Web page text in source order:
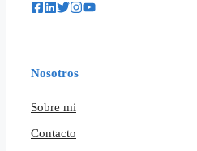
Nosotros
Sobre mi
Contacto